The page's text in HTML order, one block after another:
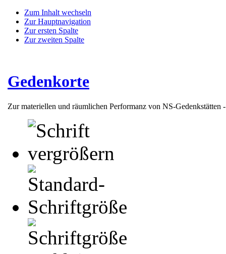
Zum Inhalt wechseln
Zur Hauptnavigation
Zur ersten Spalte
Zur zweiten Spalte
Gedenkorte
Zur materiellen und räumlichen Performanz von NS-Gedenkstätten